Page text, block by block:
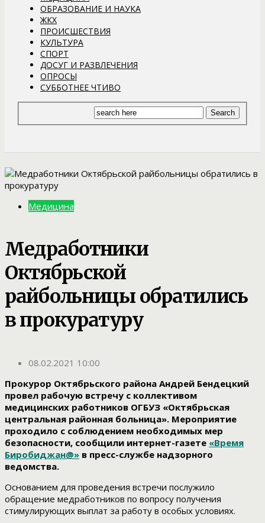
ОБРАЗОВАНИЕ И НАУКА
ЖКХ
ПРОИСШЕСТВИЯ
КУЛЬТУРА
СПОРТ
ДОСУГ И РАЗВЛЕЧЕНИЯ
ОПРОСЫ
СУББОТНЕЕ ЧТИВО
Медицина
Медработники
Октябрьской
райбольницы обратились
в прокуратуру
08.02.2021 10:00
Прокурор Октябрьского района Андрей Бендецкий
провел рабочую встречу с коллективом
медицинских работников ОГБУЗ «Октябрьская
центральная районная больница». Мероприятие
проходило с соблюдением необходимых мер
безопасности, сообщили интернет-газете «Время
Биробиджан@» в пресс-службе надзорного
ведомства.
Основанием для проведения встречи послужило
обращение медработников по вопросу получения
стимулирующих выплат за работу в особых условиях.